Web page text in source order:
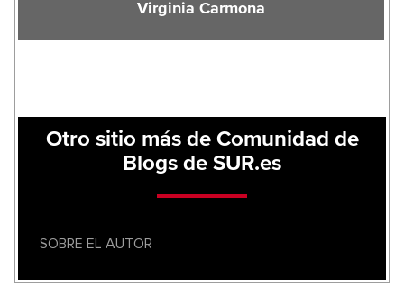
Virginia Carmona
Otro sitio más de Comunidad de
Blogs de SUR.es
SOBRE EL AUTOR